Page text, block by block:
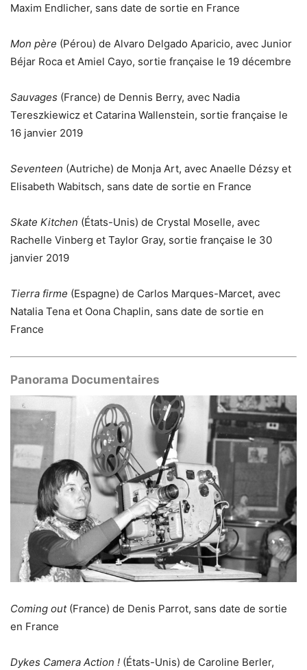
Maxim Endlicher, sans date de sortie en France
Mon père (Pérou) de Alvaro Delgado Aparicio, avec Junior
Béjar Roca et Amiel Cayo, sortie française le 19 décembre
Sauvages (France) de Dennis Berry, avec Nadia
Tereszkiewicz et Catarina Wallenstein, sortie française le
16 janvier 2019
Seventeen (Autriche) de Monja Art, avec Anaelle Dézsy et
Elisabeth Wabitsch, sans date de sortie en France
Skate Kitchen (États-Unis) de Crystal Moselle, avec
Rachelle Vinberg et Taylor Gray, sortie française le 30
janvier 2019
Tierra firme (Espagne) de Carlos Marques-Marcet, avec
Natalia Tena et Oona Chaplin, sans date de sortie en
France
Panorama Documentaires
Coming out(France) de Denis Parrot, sans date de sortie
en France
Dykes Camera Action ! (États-Unis) de Caroline Berler,